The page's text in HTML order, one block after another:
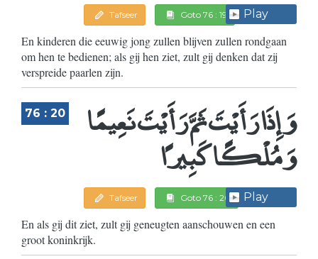
Tafseer Goto 76 : 19 Play
En kinderen die eeuwig jong zullen blijven zullen rondgaan
om hen te bedienen; als gij hen ziet, zult gij denken dat zij
verspreide paarlen zijn.
76 : 20 وَإِذَا رَأَيْتَ ثَمَّ رَأَيْتَ نَعِيمًا
وَمُلْكًا كَبِيرًا
Tafseer Goto 76 : 20 Play
En als gij dit ziet, zult gij geneugten aanschouwen en een
groot koninkrijk.